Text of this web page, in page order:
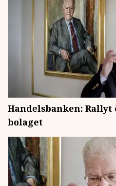
Handelsbanken:
bolaget